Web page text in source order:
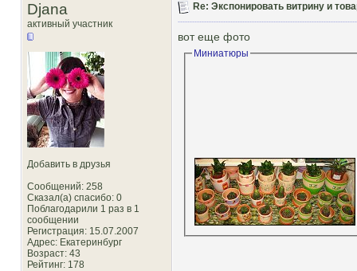
Djana
активный участник
Добавить в друзья
Сообщений: 258
Сказал(а) спасибо: 0
Поблагодарили 1 раз в 1
сообщении
Регистрация: 15.07.2007
Адрес: Екатеринбург
Возраст: 43
Рейтинг: 178
Re: Экспонировать витрину и
вот еще фото
Миниатюры